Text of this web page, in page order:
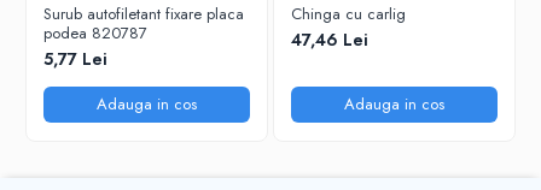
Surub autofiletant fixare placa
podea 820787
5,77 Lei
Adauga in cos
Chinga cu carlig
47,46 Lei
Adauga in cos